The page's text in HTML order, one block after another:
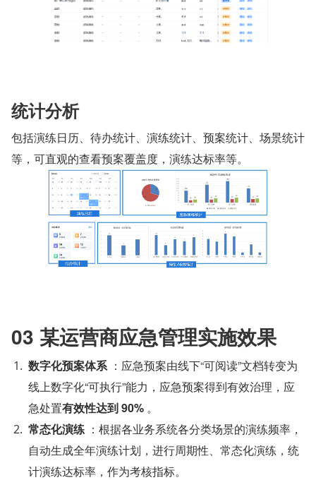
统计分析
包括演练日历、待办统计、演练统计、预案统计、场景统计
等，可直观的查看预案覆盖度，演练达标率等。
03 某运营商应急管理实施效果
数字化预案体系 ：应急预案由线下“可阅读”文档转变为
线上数字化“可执行”能力，应急预案得到有效治理，应
急处置有效性达到 90% 。
常态化演练 ：根据各业务系统各分类场景的演练频率，
自动生成全年演练计划，进行周期性、常态化演练，统
计演练达标率，作为考核指标。